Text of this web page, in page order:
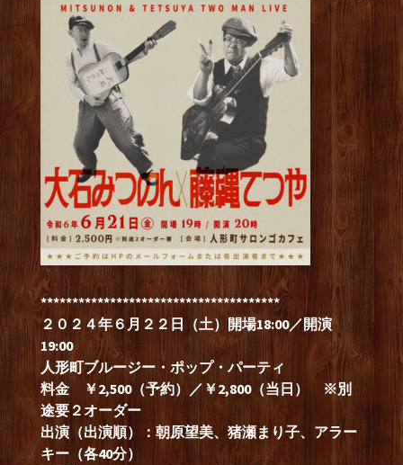
**************************************
２０２４年６月２２日（土）開場18:00／開演
19:00
人形町ブルージー・ポップ・パーティ
料金 ￥2,500（予約）／￥2,800（当日） ※別
途要２オーダー
出演（出演順）： 朝原望美、猪瀬まり子、アラー
キー（各40分）